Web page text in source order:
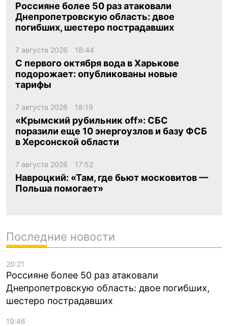
Россияне более 50 раз атаковали
Днепропетровскую область: двое
погибших, шестеро пострадавших
7 августа 2026 18:44
С первого октября вода в Харькове
подорожает: опубликованы новые
тарифы
7 августа 2026 18:19
«Крымский рубильник off»: СБС
поразили еще 10 энергоузлов и базу ФСБ
в Херсонской области
7 августа 2026 17:52
Навроцкий: «Там, где бьют московитов —
Польша помогает»
Последние новости
20:21
Россияне более 50 раз атаковали
Днепропетровскую область: двое погибших,
шестеро пострадавших
19:46